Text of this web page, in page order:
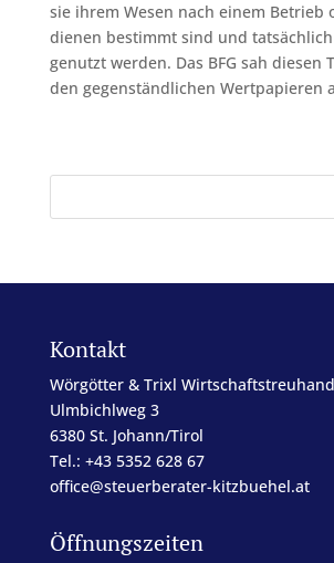
sie ihrem Wesen nach einem Betrieb
dienen bestimmt sind und
genutzt werden. Das BFG sah diesen
den gegenständlichen Wertpapieren
Kontakt
Wörgötter & Trixl
Ulmbichlweg 3
6380 St. Johann/Tirol
Tel.: +43 5352 628 67
office@steuerberater-kitzbuehel.at
Öffnungszeiten